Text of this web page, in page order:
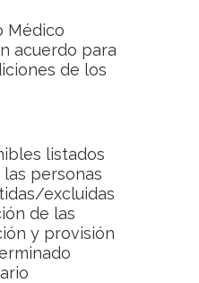
Médico
acuerdo para
de los
listados
personas
excluidas
de las
y provisión